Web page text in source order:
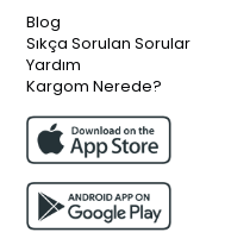
Blog
Sıkça Sorulan Sorular
Yardım
Kargom Nerede?